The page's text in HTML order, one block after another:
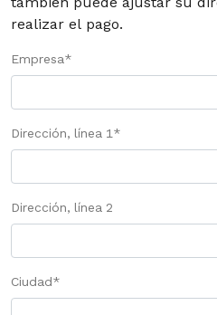
realizar el pago.
Empresa*
Dirección, línea 1 *
Dirección, línea 2
Ciudad*